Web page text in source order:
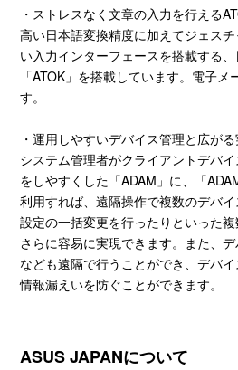
・ストレスなく文章の入力を行える
高い日本語変換精度に加えてジェス
い入力インターフェースを搭載する
「ATOK」を搭載しています。電子
す。
・運用しやすいデバイス管理と広が
システム管理者がクライアントデバ
をしやすくした「ADAM」に、「
利用すれば、遠隔操作で複数のデバイ
設定の一括変更を行ったりといった
さらに容易に実現できます。また、
なども遠隔で行うことができ、デバ
情報漏えいを防ぐことができます。
ASUS JAPANについて